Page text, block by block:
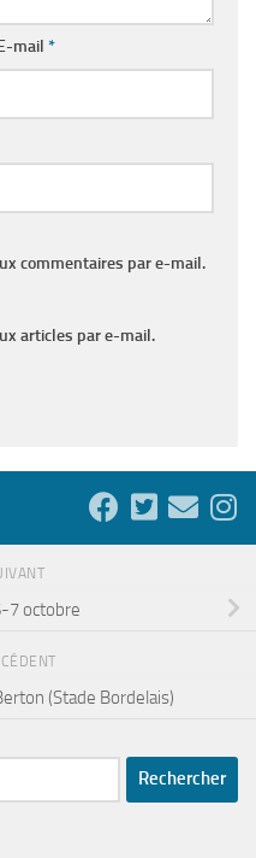
mail *
commentaires par e-mail.
articles par e-mail.
7 octobre
(Stade Bordelais)